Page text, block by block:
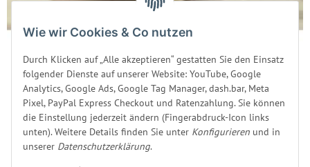
Wie wir Cookies & Co nutzen
Durch Klicken auf „Alle akzeptieren“ gestatten Sie den Einsatz
folgender Dienste auf unserer Website: YouTube, Google
Analytics, Google Ads, Google Tag Manager, dash.bar, Meta
Pixel, PayPal Express Checkout und Ratenzahlung. Sie können
die Einstellung jederzeit ändern (Fingerabdruck-Icon links
unten). Weitere Details finden Sie unter Konfigurieren und in
unserer Datenschutzerklärung.
Elastan Classic Spannbettlaken 180-200 x 200-220 cm 221
flieder
Sofort verfügbar
Lieferzeit:6 - 8 WerktageDE